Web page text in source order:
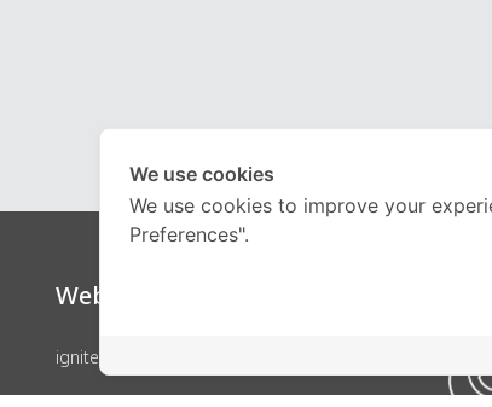
Website
ignite by OnDemand
We use cookies
We use cookies to improve your
Preferences".